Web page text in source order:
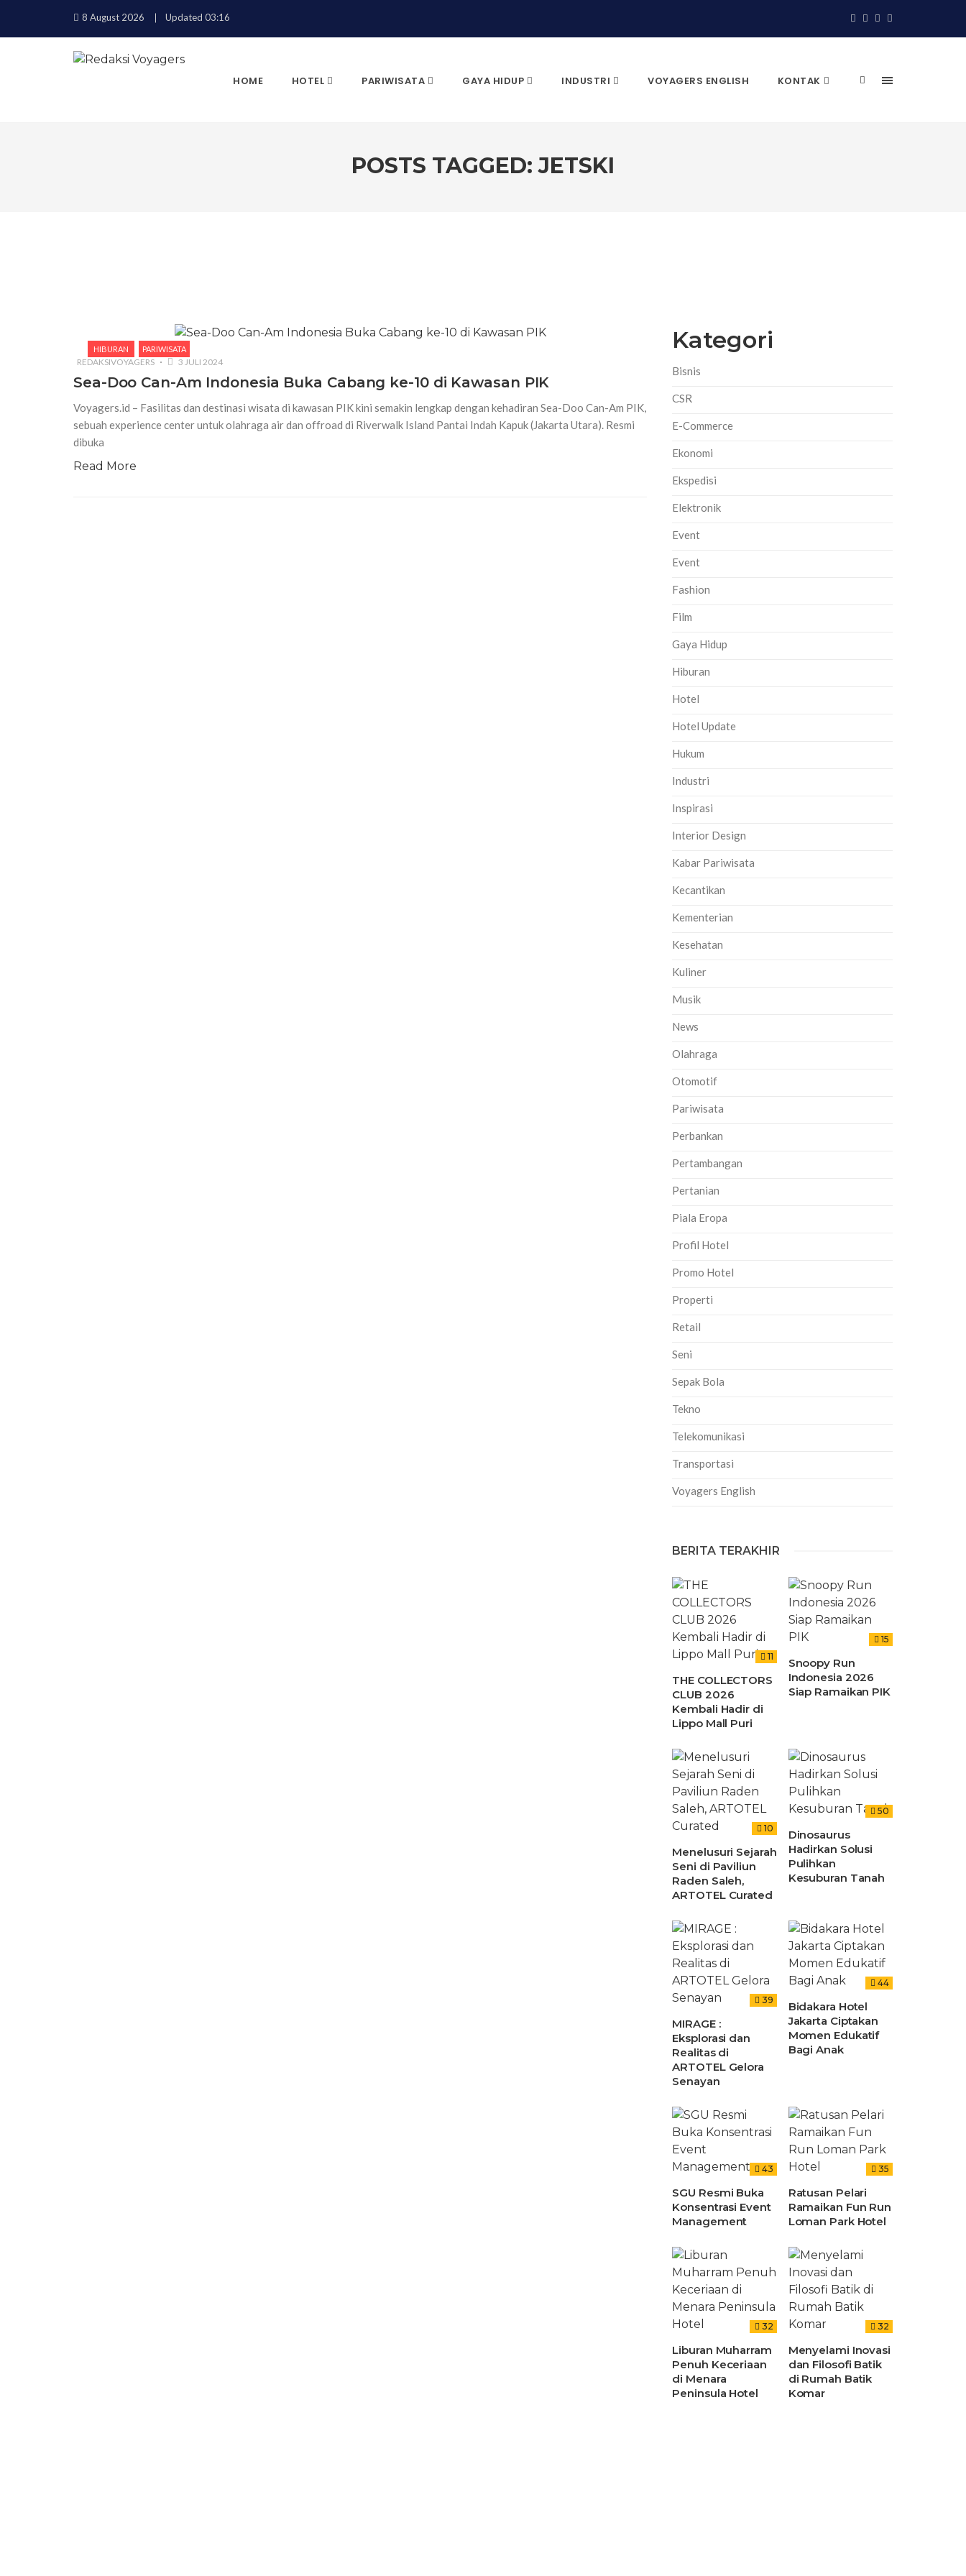
8 August 2026 Updated 03:16
HOME HOTEL PARIWISATA GAYA HIDUP INDUSTRI VOYAGERS ENGLISH KONTAK
POSTS TAGGED: JETSKI
HIBURAN PARIWISATA
REDAKSIVOYAGERS 3 JULI 2024
Sea-Doo Can-Am Indonesia Buka Cabang ke-10 di Kawasan PIK
Voyagers.id – Fasilitas dan destinasi wisata di kawasan PIK kini semakin lengkap dengan kehadiran Sea-Doo Can-Am PIK,
sebuah experience center untuk olahraga air dan offroad di Riverwalk Island Pantai Indah Kapuk (Jakarta Utara). Resmi
dibuka
Read More
Kategori
Bisnis
CSR
E-Commerce
Ekonomi
Ekspedisi
Elektronik
Event
Event
Fashion
Film
Gaya Hidup
Hiburan
Hotel
Hotel Update
Hukum
Industri
Inspirasi
Interior Design
Kabar Pariwisata
Kecantikan
Kementerian
Kesehatan
Kuliner
Musik
News
Olahraga
Otomotif
Pariwisata
Perbankan
Pertambangan
Pertanian
Piala Eropa
Profil Hotel
Promo Hotel
Properti
Retail
Seni
Sepak Bola
Tekno
Telekomunikasi
Transportasi
Voyagers English
BERITA TERAKHIR
11
THE COLLECTORS
CLUB 2026
Kembali Hadir di
Lippo Mall Puri
15
Snoopy Run
Indonesia 2026
Siap Ramaikan PIK
10
Menelusuri Sejarah
Seni di Paviliun
Raden Saleh,
ARTOTEL Curated
50
Dinosaurus
Hadirkan Solusi
Pulihkan
Kesuburan Tanah
39
MIRAGE :
Eksplorasi dan
Realitas di
ARTOTEL Gelora
Senayan
44
Bidakara Hotel
Jakarta Ciptakan
Momen Edukatif
Bagi Anak
43
SGU Resmi Buka
Konsentrasi Event
Management
35
Ratusan Pelari
Ramaikan Fun Run
Loman Park Hotel
32
Liburan Muharram
Penuh Keceriaan
di Menara
Peninsula Hotel
32
Menyelami Inovasi
dan Filosofi Batik
di Rumah Batik
Komar